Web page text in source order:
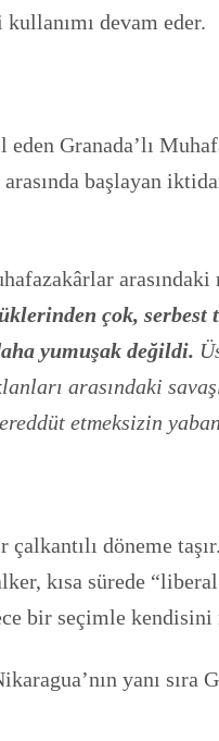
devam eder.
eden Granada’lı
başlayan
arasındaki
çok, serbest
yumuşak değildi.
arasındaki
etmeksizin
döneme
kısa sürede
bir seçimle
yanı